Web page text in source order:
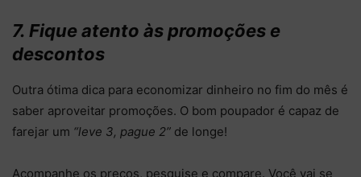
7. Fique atento às promoções e
descontos
Outra ótima dica para economizar dinheiro no fim do mês é
saber aproveitar promoções. O bom poupador é capaz de
farejar um “leve 3, pague 2” de longe!
Acompanhe os preços, pesquise e compare. Você vai se